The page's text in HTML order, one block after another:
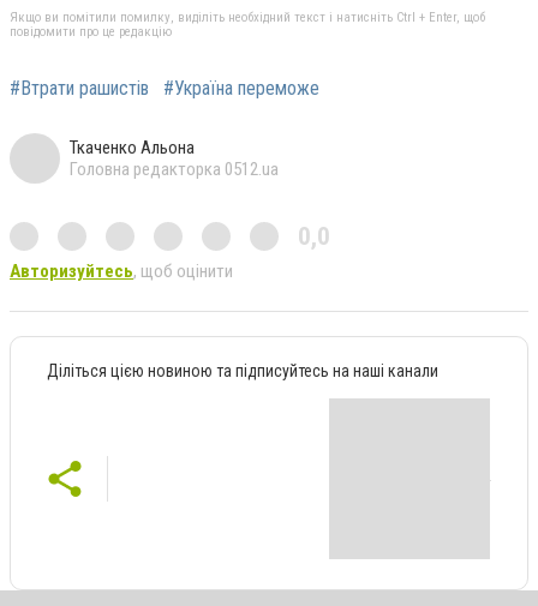
Якщо ви помітили помилку, виділіть необхідний текст і натисніть Ctrl + Enter, щоб
повідомити про це редакцію
#Втрати рашистів #Україна переможе
Ткаченко Альона
Головна редакторка 0512.ua
0,0
Авторизуйтесь, щоб оцінити
Діліться цією новиною та підписуйтесь на наші канали